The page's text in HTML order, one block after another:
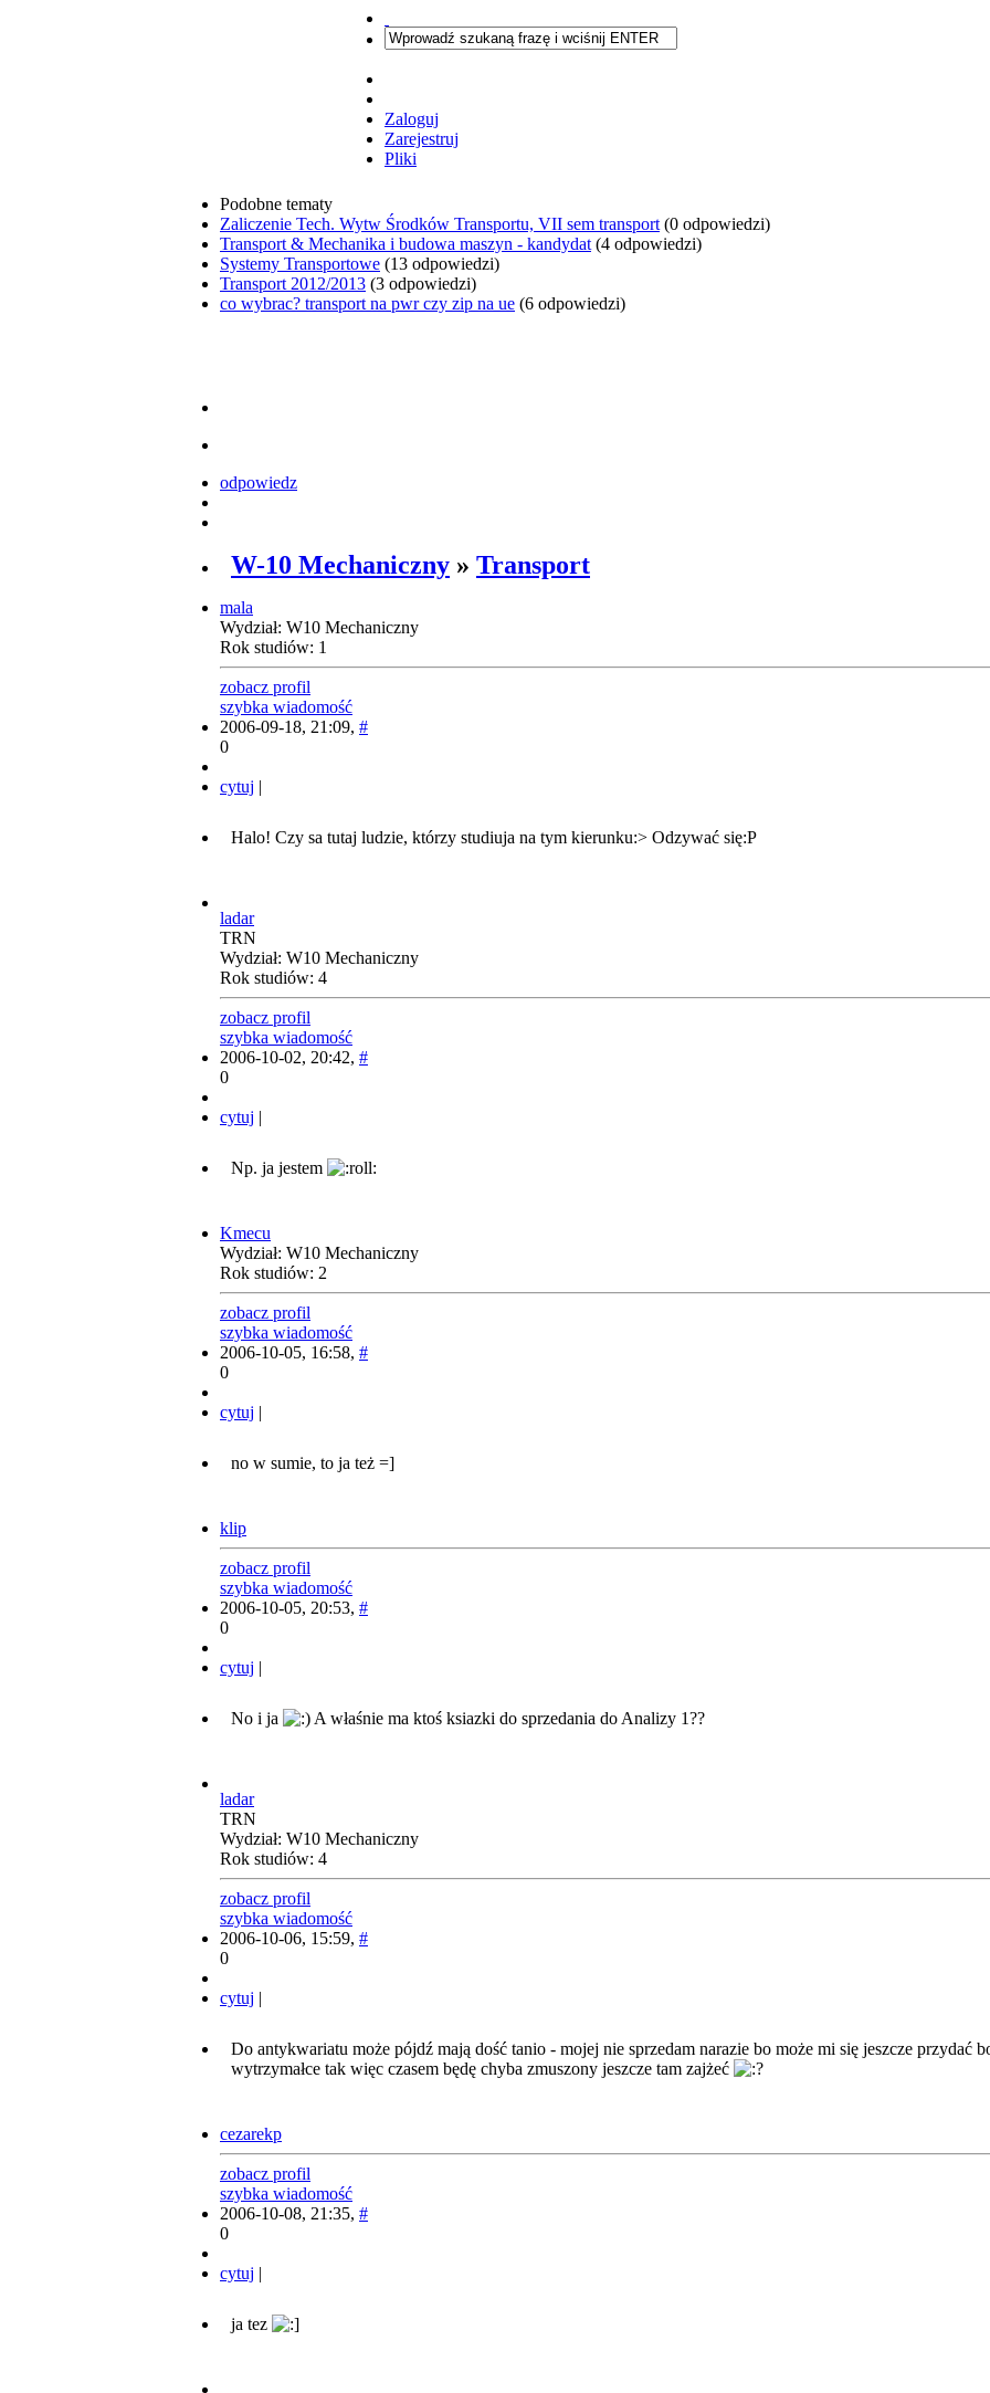
Zaloguj
Zarejestruj
Pliki
Podobne tematy
Zaliczenie Tech. Wytw Środków Transportu, VII sem transport (0 odpowiedzi)
Transport & Mechanika i budowa maszyn - kandydat (4 odpowiedzi)
Systemy Transportowe (13 odpowiedzi)
Transport 2012/2013 (3 odpowiedzi)
co wybrac? transport na pwr czy zip na ue (6 odpowiedzi)
odpowiedz
W-10 Mechaniczny » Transport
mala
Wydział: W10 Mechaniczny
Rok studiów: 1
zobacz profil
szybka wiadomość
2006-09-18, 21:09, #
0
cytuj |
Halo! Czy sa tutaj ludzie, którzy studiuja na tym kierunku:> Odzywać się:P
ladar
TRN
Wydział: W10 Mechaniczny
Rok studiów: 4
zobacz profil
szybka wiadomość
2006-10-02, 20:42, #
0
cytuj |
Np. ja jestem
Kmecu
Wydział: W10 Mechaniczny
Rok studiów: 2
zobacz profil
szybka wiadomość
2006-10-05, 16:58, #
0
cytuj |
no w sumie, to ja też =]
klip
zobacz profil
szybka wiadomość
2006-10-05, 20:53, #
0
cytuj |
No i ja A właśnie ma ktoś ksiazki do sprzedania do Analizy 1??
ladar
TRN
Wydział: W10 Mechaniczny
Rok studiów: 4
zobacz profil
szybka wiadomość
2006-10-06, 15:59, #
0
cytuj |
Do antykwariatu może pójdź mają dość tanio - mojej nie sprzedam narazie bo może mi się jeszcze przydać
wytrzymałce tak więc czasem będę chyba zmuszony jeszcze tam zajżeć
cezarekp
zobacz profil
szybka wiadomość
2006-10-08, 21:35, #
0
cytuj |
ja tez